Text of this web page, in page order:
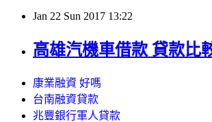
Jan 22 Sun 2017 13:22
高雄汽機車借款 貸款比
康業融資 好嗎
台南融資貸款
兆豐銀行軍人貸款